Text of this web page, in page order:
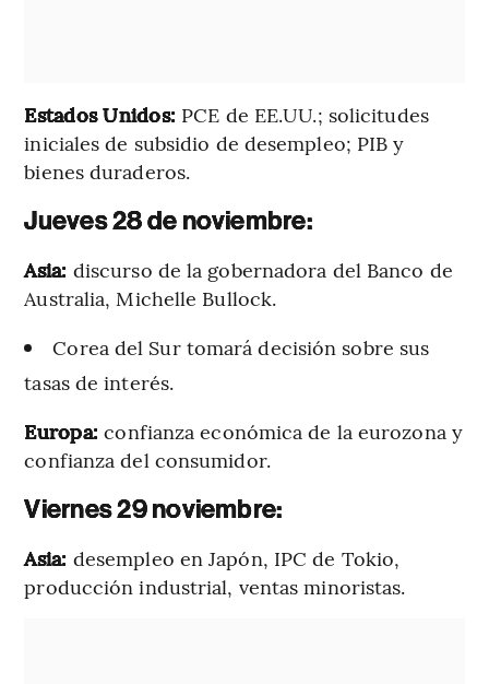
Estados Unidos: PCE de EE.UU.; solicitudes
iniciales de subsidio de desempleo; PIB y
bienes duraderos.
Jueves 28 de noviembre:
Asia: discurso de la gobernadora del Banco de
Australia, Michelle Bullock.
Corea del Sur tomará decisión sobre sus
tasas de interés.
Europa:confianza económica de la eurozona y
confianza del consumidor.
Viernes 29 noviembre:
Asia: desempleo en Japón, IPC de Tokio,
producción industrial, ventas minoristas.